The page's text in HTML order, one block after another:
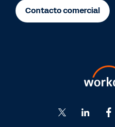
Contacto comercial